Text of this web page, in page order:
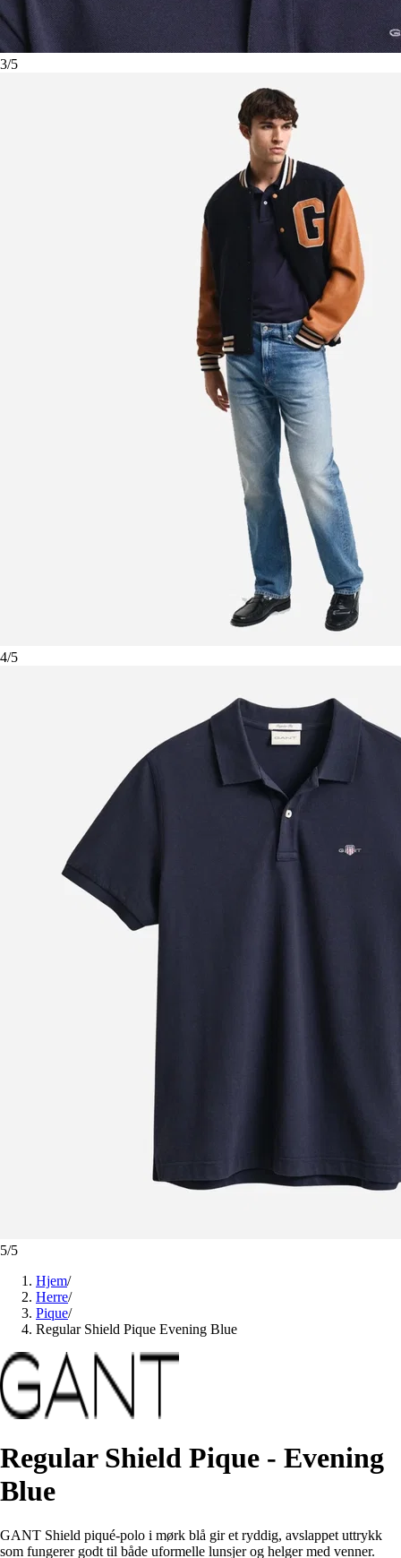
3/5
4/5
5/5
Hjem/
Herre/
Pique/
Regular Shield Pique Evening Blue
Regular Shield Pique - Evening
Blue
GANT Shield piqué-polo i mørk blå gir et ryddig, avslappet uttrykk
som fungerer godt til både uformelle lunsjer og helger med venner.